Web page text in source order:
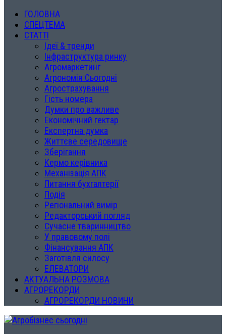
ГОЛОВНА
СПЕЦТЕМА
СТАТТІ
Ідеї & тренди
Інфраструктура ринку
Агромаркетинг
Агрономія Сьогодні
Агрострахування
Гість номера
Думки про важливе
Економічний гектар
Експертна думка
Життєве середовище
Зберігання
Кермо керівника
Механізація АПК
Питання бухгалтерії
Подія
Регіональний вимір
Редакторський погляд
Сучасне тваринництво
У правовому полі
Фінансування АПК
Заготівля силосу
ЕЛЕВАТОРИ
АКТУАЛЬНА РОЗМОВА
АГРОРЕКОРДИ
АГРОРЕКОРДИ НОВИНИ